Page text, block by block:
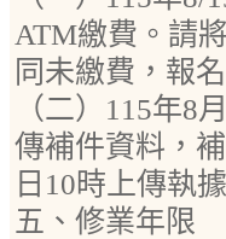
ATM繳費。請
同未繳費，報
（二）115年8
傳補件資料，
日10時上傳執
五、修業年限